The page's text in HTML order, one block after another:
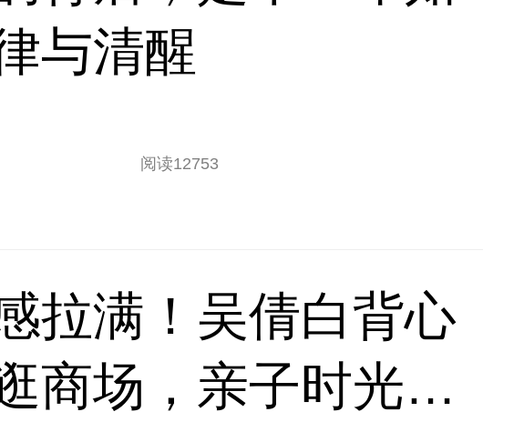
与清醒
阅读12753
拉满！吴倩白背心
商场，亲子时光松